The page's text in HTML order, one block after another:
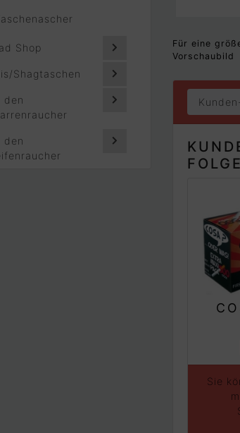
Shop
Shagtaschen
den
den
Für eine
Vorschaubild
Sie